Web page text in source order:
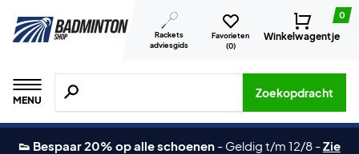
Rackets
adviesgids
Favorieten
(0)
0
Winkelwagentje
MENU
Zoeken naar producten, merken etc.
Zoekopdracht
👟 Bespaar 20% op alle schoenen - Geldig t/m 12/8 -Zie